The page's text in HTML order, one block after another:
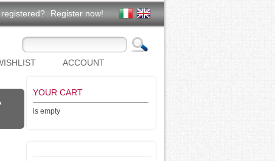
Register now!
ACCOUNT
YOUR CART
is empty